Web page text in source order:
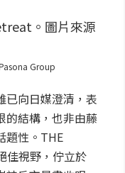
Group
已向日媒澄清，表
的結構，也非由藤
題性。THE
佳視野，佇立於